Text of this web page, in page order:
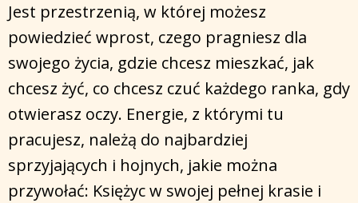
Jest przestrzenią, w której możesz
powiedzieć wprost, czego pragniesz dla
swojego życia, gdzie chcesz mieszkać, jak
chcesz żyć, co chcesz czuć każdego ranka, gdy
otwierasz oczy. Energie, z którymi tu
pracujesz, należą do najbardziej
sprzyjających i hojnych, jakie można
przywołać: Księżyc w swojej pełnej krasie i